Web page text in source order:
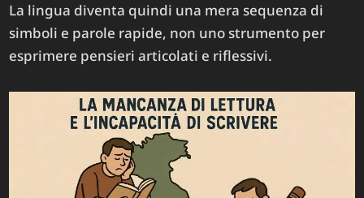
La lingua diventa quindi una mera sequenza di
simboli e parole rapide, non uno strumento per
esprimere pensieri articolati e riflessivi.